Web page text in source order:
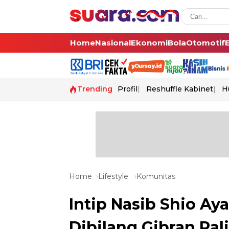
HomeNasionalEkonomiBolaOtomotif
Trending Profil Reshuffle Kabinet
Home Lifestyle Komunitas
Intip Nasib Shio